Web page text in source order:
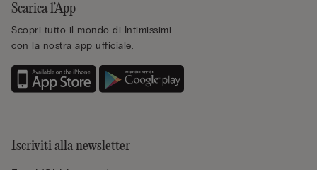
Scarica l’App
Scopri tutto il mondo di Intimissimi
con la nostra app ufficiale.
Iscriviti alla newsletter